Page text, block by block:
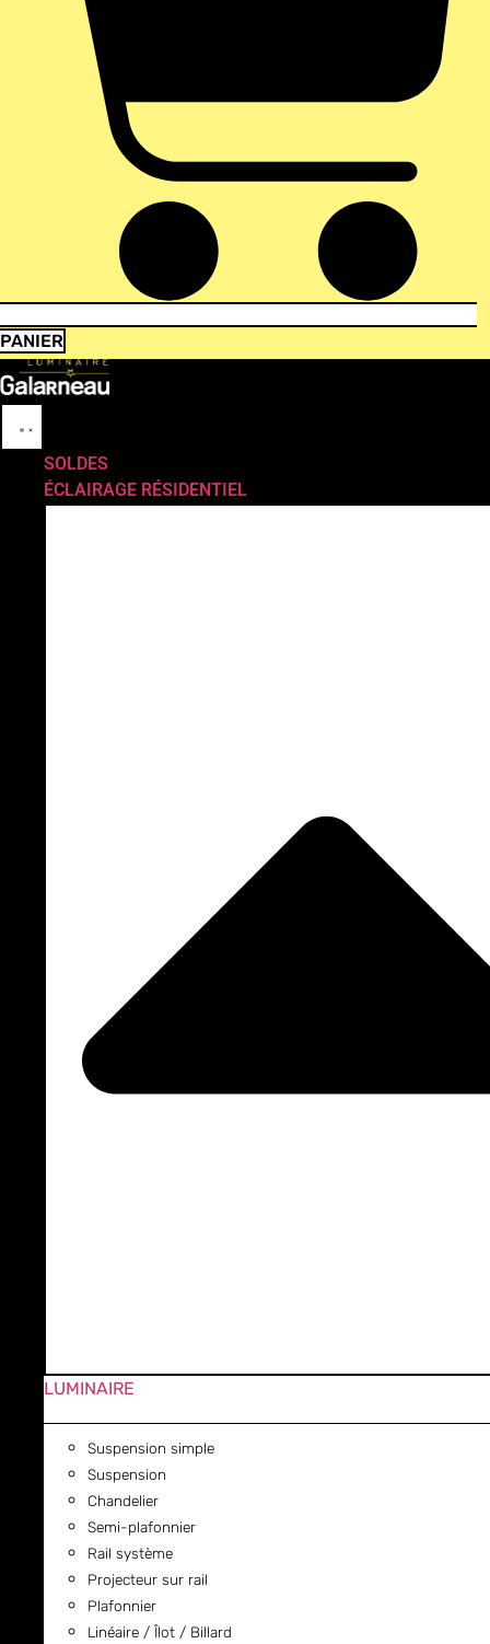
PANIER
SOLDES
ÉCLAIRAGE RÉSIDENTIEL
LUMINAIRE
Suspension simple
Suspension
Chandelier
Semi-plafonnier
Rail système
Projecteur sur rail
Plafonnier
Linéaire / Îlot / Billard